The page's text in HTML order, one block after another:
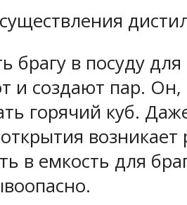
брагу в посуду
и создают пар.
горячий куб.
в емкость для